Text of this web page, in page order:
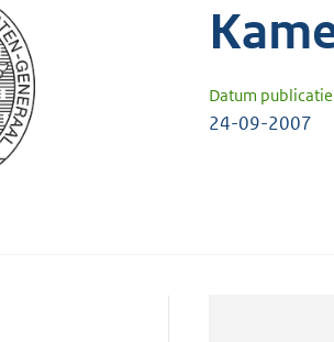
Datum publicatie
24-09-2007